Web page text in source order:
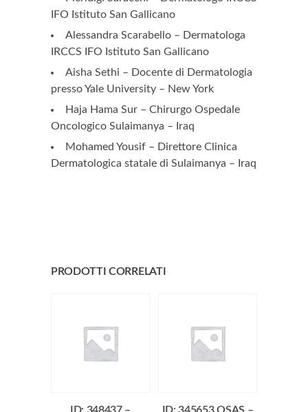
IFO Istituto San Gallicano
Alessandra Scarabello – Dermatologa
IRCCS IFO Istituto San Gallicano
Aisha Sethi – Docente di Dermatologia
presso Yale University – New York
Haja Hama Sur – Chirurgo Ospedale
Oncologico Sulaimanya – Iraq
Mohamed Yousif – Direttore Clinica
Dermatologica statale di Sulaimanya – Iraq
PRODOTTI CORRELATI